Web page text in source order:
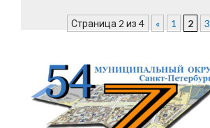
Страница 2 из 4 « 1 2 3